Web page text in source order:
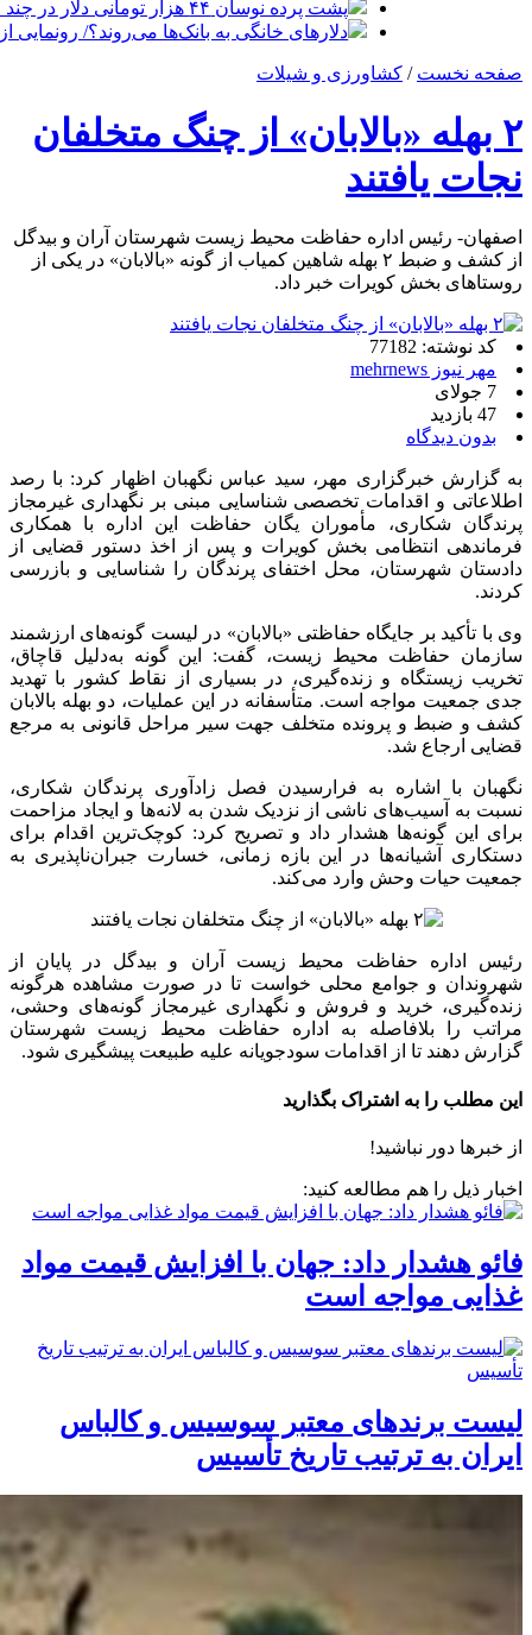
پشت پرده نوسان ۴۴ هزار تومانی دلار در چند ماه
دلارهای خانگی به بانک‌ها می‌روند؟/ رونمایی
صفحه نخست / کشاورزی و شیلات
۲ بهله «بالابان» از چنگ متخلفان
نجات یافتند
اصفهان- رئیس اداره حفاظت محیط زیست شهرستان آران و بیدگل
از کشف و ضبط ۲ بهله شاهین کمیاب از گونه «بالابان» در یکی از
روستاهای بخش کویرات خبر داد.
کد نوشته: 77182
مهر نیوز mehrnews
7 جولای
47 بازدید
بدون دیدگاه
به گزارش خبرگزاری مهر، سید عباس نگهبان اظهار کرد: با رصد
اطلاعاتی و اقدامات تخصصی شناسایی مبنی بر نگهداری غیرمجاز
پرندگان شکاری، مأموران یگان حفاظت این اداره با همکاری
فرماندهی انتظامی بخش کویرات و پس از اخذ دستور قضایی از
دادستان شهرستان، محل اختفای پرندگان را شناسایی و بازرسی
کردند.
وی با تأکید بر جایگاه حفاظتی «بالابان» در لیست گونه‌های ارزشمند
سازمان حفاظت محیط زیست، گفت: این گونه به‌دلیل قاچاق،
تخریب زیستگاه و زنده‌گیری، در بسیاری از نقاط کشور با تهدید
جدی جمعیت مواجه است. متأسفانه در این عملیات، دو بهله بالابان
کشف و ضبط و پرونده متخلف جهت سیر مراحل قانونی به مرجع
قضایی ارجاع شد.
نگهبان با اشاره به فرارسیدن فصل زادآوری پرندگان شکاری،
نسبت به آسیب‌های ناشی از نزدیک شدن به لانه‌ها و ایجاد مزاحمت
برای این گونه‌ها هشدار داد و تصریح کرد: کوچک‌ترین اقدام برای
دستکاری آشیانه‌ها در این بازه زمانی، خسارت جبران‌ناپذیری به
جمعیت حیات وحش وارد می‌کند.
رئیس اداره حفاظت محیط زیست آران و بیدگل در پایان از
شهروندان و جوامع محلی خواست تا در صورت مشاهده هرگونه
زنده‌گیری، خرید و فروش و نگهداری غیرمجاز گونه‌های وحشی،
مراتب را بلافاصله به اداره حفاظت محیط زیست شهرستان
گزارش دهند تا از اقدامات سودجویانه علیه طبیعت پیشگیری شود.
این مطلب را به اشتراک بگذارید
از خبرها دور نباشید!
اخبار ذیل را هم مطالعه کنید:
فائو هشدار داد: جهان با افزایش قیمت مواد
غذایی مواجه است
لیست برندهای معتبر سوسیس و کالباس
ایران به ترتیب تاریخ تأسیس